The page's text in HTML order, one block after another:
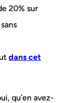
20% sur
dans cet
qu’en avez-